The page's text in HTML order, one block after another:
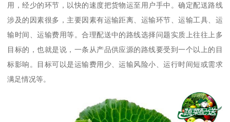
用，经少的环节，以快的速度把货物运至用户手中。确定配送路线
涉及的因素很多，主要因素有运输距离、运输环节、运输工具、运
输时间、运输费用等。合理配送中的路线选择问题实质上往往上多
目标的，也就是说，一条从产品供应源的路线要受到一个以上的目
标影响。目标可以是运输费用少、运输风险小、运行时间短或需求
满足情况等。